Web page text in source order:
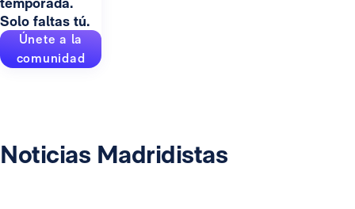
Solo faltas tú.
Únete a la
comunidad
Noticias Madridistas